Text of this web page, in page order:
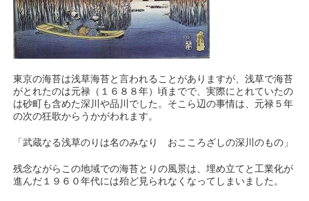
東京の海苔は浅草海苔と言われることがありますが、浅草で海苔
がとれたのは元禄（１６８８年）頃までで、実際にとれていたの
は砂町も含めた深川や品川でした。そこら辺の事情は、元禄５年
の次の狂歌からうかがわれます。
「武蔵なる浅草のりは名のみなり おこころざしの深川のもの」
残念ながらこの地域での海苔とりの風景は、埋め立てと工業化が
進んだ１９６０年代には殆ど見られなくなってしまいました。